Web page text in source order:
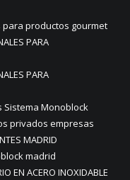
productos gourmet
PARA
PARA
Monoblock
privados empresas
MADRID
madrid
EN ACERO INOXIDABLE